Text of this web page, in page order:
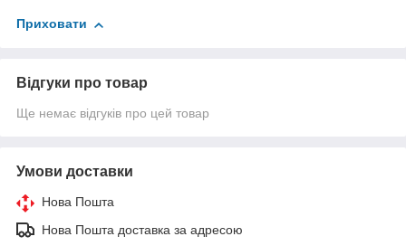
Приховати
Відгуки про товар
Ще немає відгуків про цей товар
Умови доставки
Нова Пошта
Нова Пошта доставка за адресою